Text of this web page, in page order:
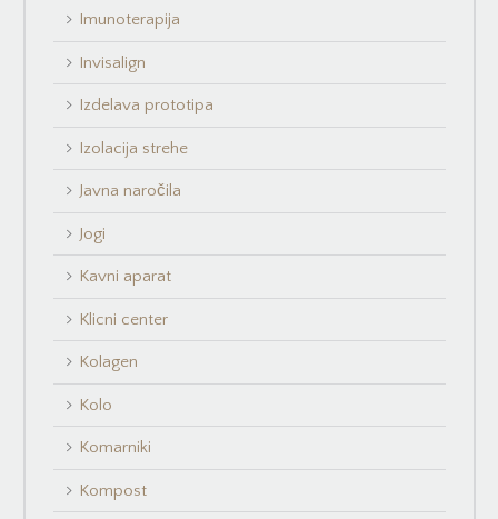
Imunoterapija
Invisalign
Izdelava prototipa
Izolacija strehe
Javna naročila
Jogi
Kavni aparat
Klicni center
Kolagen
Kolo
Komarniki
Kompost